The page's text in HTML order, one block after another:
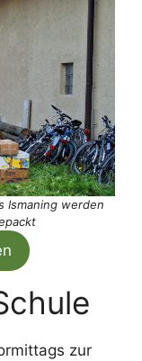
Ismaning werden
zur